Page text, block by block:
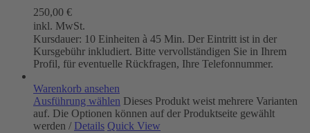
250,00 €
inkl. MwSt.
Kursdauer: 10 Einheiten à 45 Min. Der Eintritt ist in der
Kursgebühr inkludiert. Bitte vervollständigen Sie in Ihrem
Profil, für eventuelle Rückfragen, Ihre Telefonnummer.
Warenkorb ansehen
Ausführung wählen Dieses Produkt weist mehrere Varianten
auf. Die Optionen können auf der Produktseite gewählt
werden / Details Quick View